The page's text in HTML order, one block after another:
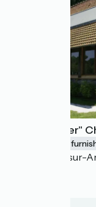
Gîte "L'Atelier"
Lodgings and
Tourville-sur-